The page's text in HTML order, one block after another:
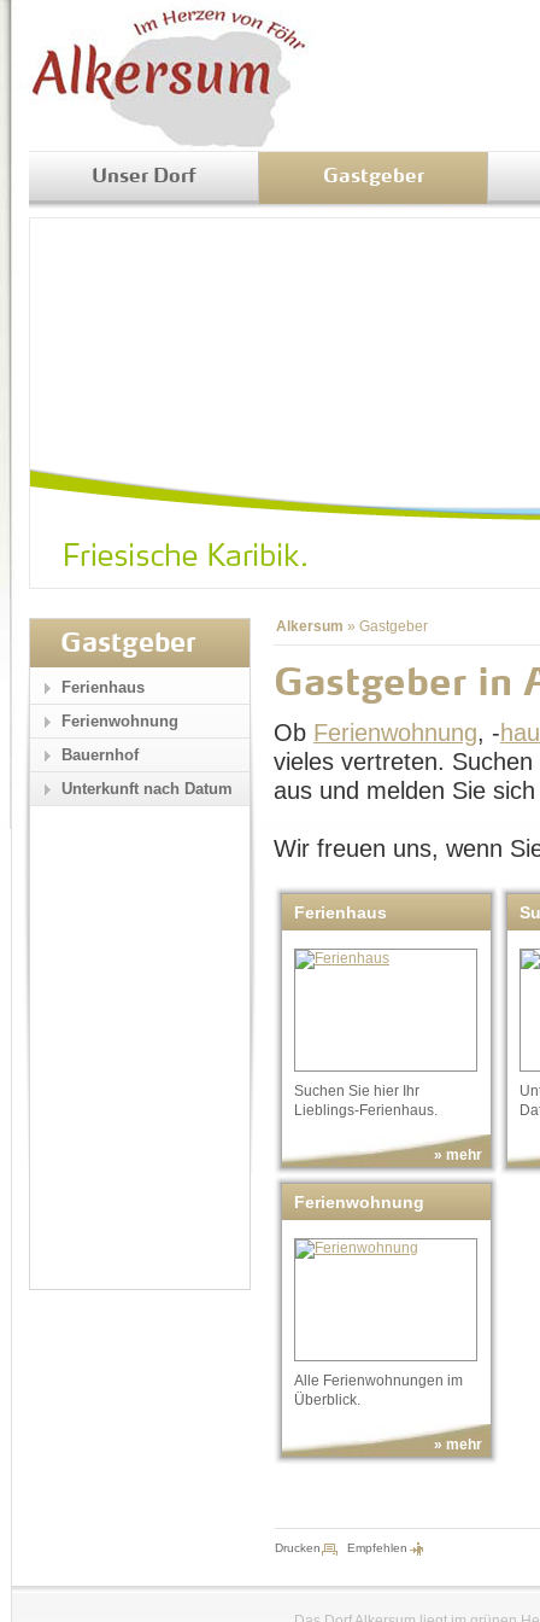
Unser Dorf Gastgeber
Alkersum » Gastgeber
Gastgeber in
Ob Ferienwohnung, -
vieles vertreten.
aus und melden Sie
Wir freuen uns, wenn
Ferienhaus
Suchen Sie hier Ihr
Lieblings-Ferienhaus.
» mehr
Ferienwohnung
Alle Ferienwohnungen im
Überblick.
» mehr
Gastgeber
Ferienhaus
Ferienwohnung
Bauernhof
Unterkunft nach Datum
Drucken Empfehlen